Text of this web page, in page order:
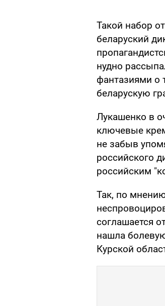
Такой набор
беларуский
нудно
фантазиями о
беларускую
Лукашенко в
ключевые
не забыв
российского
российским
Так, по
соглашается
нашла
Курской